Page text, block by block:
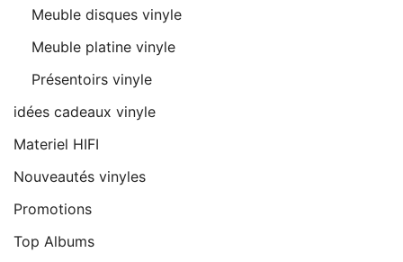
Meuble disques vinyle
Meuble platine vinyle
Présentoirs vinyle
idées cadeaux vinyle
Materiel HIFI
Nouveautés vinyles
Promotions
Top Albums